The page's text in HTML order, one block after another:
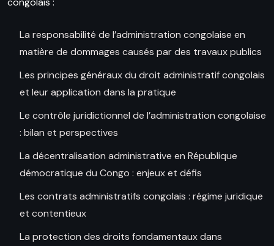
La responsabilité de l’administration congolaise en
matière de dommages causés par des travaux publics
Les principes généraux du droit administratif congolais
et leur application dans la pratique
Le contrôle juridictionnel de l’administration congolaise
: bilan et perspectives
La décentralisation administrative en République
démocratique du Congo : enjeux et défis
Les contrats administratifs congolais : régime juridique
et contentieux
La protection des droits fondamentaux dans